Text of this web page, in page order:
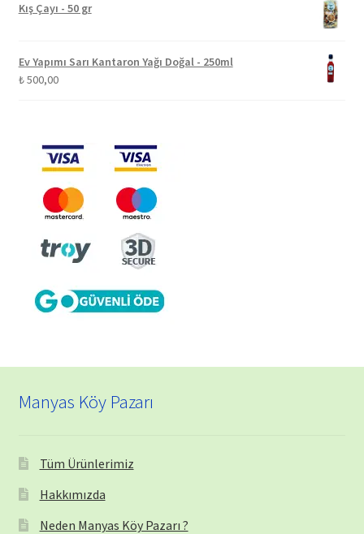
Kış Çayı - 50 gr
Ev Yapımı Sarı Kantaron Yağı Doğal - 250ml
₺500,00
Manyas Köy Pazarı
Tüm Ürünlerimiz
Hakkımızda
Neden Manyas Köy Pazarı ?